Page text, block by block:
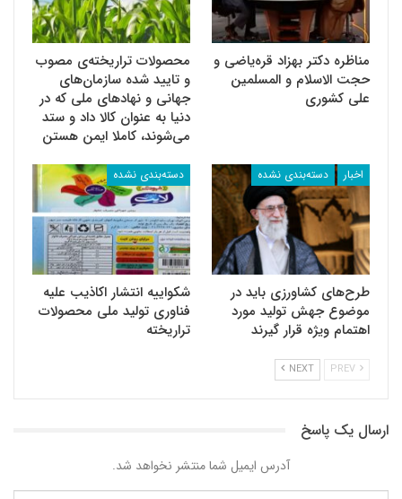
مناظره دکتر بهزاد قره‌‌یاضی و
حجت الاسلام و المسلمین
علی کشوری
محصولات تراریخته‌ی مصوب
و تایید شده سازمان‌های
جهانی و نهادهای ملی که در
دنیا به عنوان کالا داد و ستد
می‌شوند، کاملا ایمن هستن
اخبار دسته‌بندی نشده
طرح‌های کشاورزی باید در
موضوع جهش تولید مورد
اهتمام ویژه قرار گیرند
دسته‌بندی نشده
شکواییه انتشار اکاذیب علیه
فناوری تولید ملی محصولات
تراریخته
NEXT
ارسال یک پاسخ
آدرس ایمیل شما منتشر نخواهد شد.